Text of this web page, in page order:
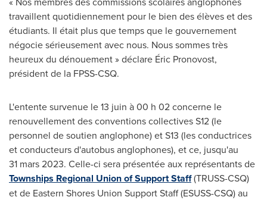
travaillent quotidiennement pour le bien des élèves et des
étudiants. Il était plus que temps que le gouvernement
négocie sérieusement avec nous. Nous sommes très
heureux du dénouement » déclare Éric Pronovost,
président de la FPSS-CSQ.
L'entente survenue le 13 juin à 00 h 02 concerne le
renouvellement des conventions collectives S12 (le
personnel de soutien anglophone) et S13 (les conductrices
et conducteurs d'autobus anglophones), et ce, jusqu'au
31 mars 2023. Celle-ci sera présentée aux représentants de
Townships Regional Union of Support Staff(TRUSS-CSQ)
et de Eastern Shores Union Support Staff (ESUSS-CSQ) au